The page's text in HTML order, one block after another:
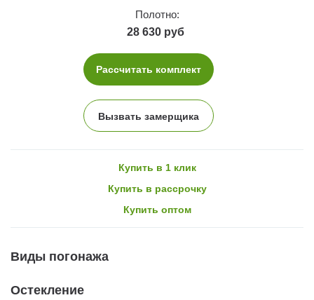
Полотно:
28 630 руб
Рассчитать комплект
Вызвать замерщика
Купить в 1 клик
Купить в рассрочку
Купить оптом
Виды погонажа
Остекление